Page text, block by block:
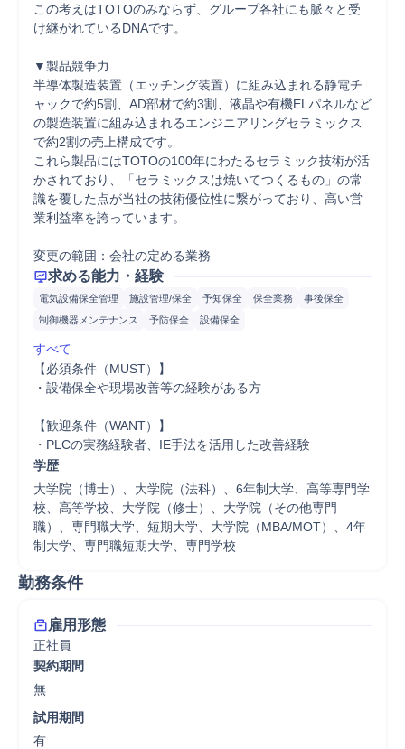
この考えはTOTOのみならず、グループ各社にも脈々と受
け継がれているDNAです。
▼製品競争力
半導体製造装置（エッチング装置）に組み込まれる静電チ
ャックで約5割、AD部材で約3割、液晶や有機ELパネルなど
の製造装置に組み込まれるエンジニアリングセラミックス
で約2割の売上構成です。
これら製品にはTOTOの100年にわたるセラミック技術が活
かされており、「セラミックスは焼いてつくるもの」の常
識を覆した点が当社の技術優位性に繋がっており、高い営
業利益率を誇っています。
変更の範囲：会社の定める業務
求める能力・経験
電気設備保全管理 施設管理/保全 予知保全 保全業務
事後保全
制御機器メンテナンス
予防保全 設備保全
すべて
【必須条件（MUST）】
・設備保全や現場改善等の経験がある方
【歓迎条件（WANT）】
・PLCの実務経験者、IE手法を活用した改善経験
学歴
大学院（博士）、大学院（法科）、6年制大学、高等専門学
校、高等学校、大学院（修士）、大学院（その他専門
職）、専門職大学、短期大学、大学院（MBA/MOT）、4年
制大学、専門職短期大学、専門学校
勤務条件
雇用形態
正社員
契約期間
無
試用期間
有